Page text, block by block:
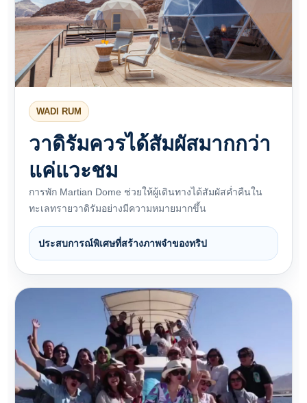
WADI RUM
วาดิรัมควรได้สัมผัสมากกว่า
แค่แวะชม
การพัก Martian Dome ช่วยให้ผู้เดินทางได้สัมผัสค่ำคืนใน
ทะเลทรายวาดิรัมอย่างมีความหมายมากขึ้น
ประสบการณ์พิเศษที่สร้างภาพจำของทริป